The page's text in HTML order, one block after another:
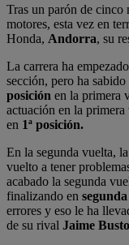
Tras un parón de cinco
motores, esta vez en
Honda, Andorra, su
La carrera ha
sección, pero ha
posición en la primera
actuación en la
en 1ª posición.
En la segunda vuelta,
vuelto a tener
acabado la segunda
finalizando en
errores y eso le ha
de su rival Jaime